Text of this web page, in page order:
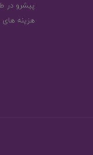
پیشرو در
هزینه